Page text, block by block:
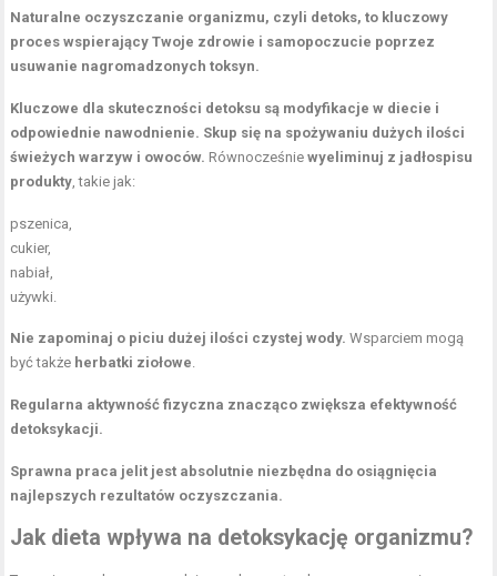
Naturalne oczyszczanie organizmu, czyli detoks, to kluczowy
proces wspierający Twoje zdrowie i samopoczucie poprzez
usuwanie nagromadzonych toksyn.
Kluczowe dla skuteczności detoksu są modyfikacje w diecie i
odpowiednie nawodnienie. Skup się na spożywaniu dużych ilości
świeżych warzyw i owoców. Równocześniewyeliminuj z jadłospisu
produkty , takie jak:
pszenica,
cukier,
nabiał,
używki.
Nie zapominaj o piciu dużej ilości czystej wody. Wsparciem mogą
być także herbatki ziołowe
Regularna aktywność fizyczna znacząco zwiększa efektywność
detoksykacji.
Sprawna praca jelit jest absolutnie niezbędna do osiągnięcia
najlepszych rezultatów oczyszczania.
Jak dieta wpływa na detoksykację organizmu?